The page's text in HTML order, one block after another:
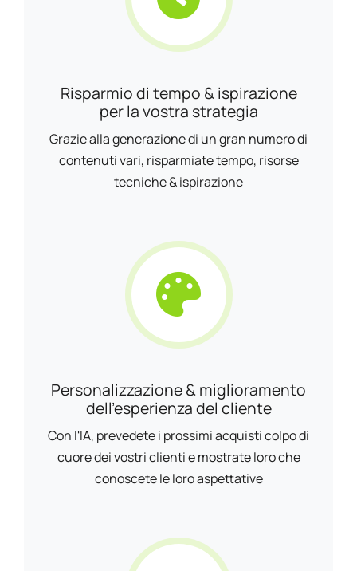
Risparmio di tempo & ispirazione
per la vostra strategia
Grazie alla generazione di un gran numero di
contenuti vari, risparmiate tempo, risorse
tecniche & ispirazione
Personalizzazione & miglioramento
dell'esperienza del cliente
Con l'IA, prevedete i prossimi acquisti colpo di
cuore dei vostri clienti e mostrate loro che
conoscete le loro aspettative